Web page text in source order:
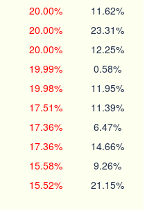
20.00% 11.62%
20.00% 23.31%
20.00% 12.25%
19.99% 0.58%
19.98% 11.95%
17.51% 11.39%
17.36% 6.47%
17.36% 14.66%
15.58% 9.26%
15.52% 21.15%